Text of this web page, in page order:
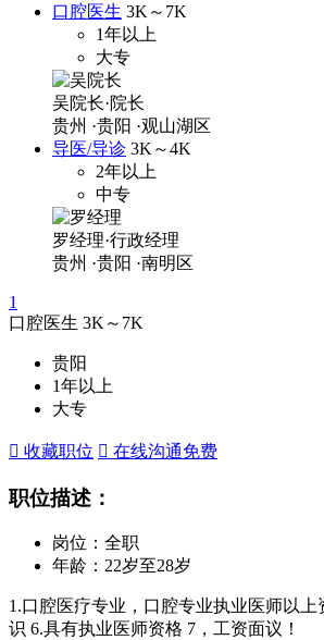
口腔医生 3K～7K
1年以上
大专
吴院长·院长
贵州 ·贵阳 ·观山湖区
导医/导诊 3K～4K
2年以上
中专
罗经理·行政经理
贵州 ·贵阳 ·南明区
1
口腔医生 3K～7K
贵阳
1年以上
大专
 收藏职位  在线沟通免费
职位描述：
岗位：全职
年龄：22岁至28岁
1.口腔医疗专业，口腔专业执业医师以
识 6.具有执业医师资格 7，工资面议！